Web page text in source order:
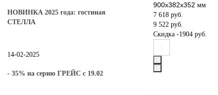
900х382х352 мм
7 618 руб.
9 522 руб.
Скидка -1904 руб.
НОВИНКА 2025 года: гостиная
СТЕЛЛА
14-02-2025
- 35% на серию ГРЕЙС с 19.02